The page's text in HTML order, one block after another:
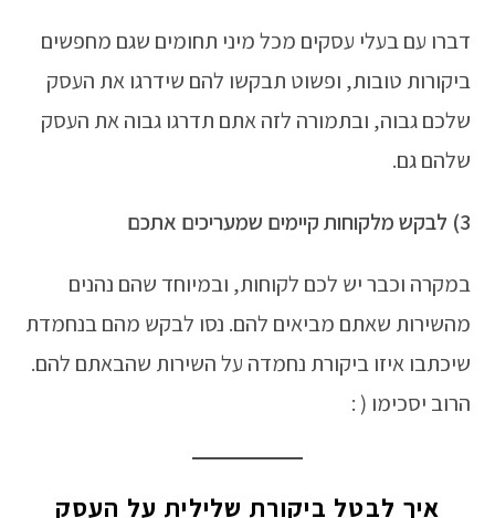
דברו עם בעלי עסקים מכל מיני תחומים שגם מחפשים
ביקורות טובות, ופשוט תבקשו להם שידרגו את העסק
שלכם גבוה, ובתמורה לזה אתם תדרגו גבוה את העסק
שלהם גם.
3) לבקש מלקוחות קיימים שמעריכים אתכם
במקרה וכבר יש לכם לקוחות, ובמיוחד שהם נהנים
מהשירות שאתם מביאים להם. נסו לבקש מהם בנחמדת
שיכתבו איזו ביקורת נחמדה על השירות שהבאתם להם.
הרוב יסכימו ( :
איך לבטל ביקורת שלילית על העסק